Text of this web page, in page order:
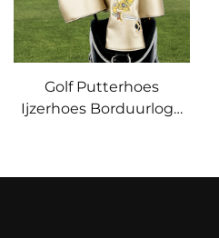
Golf Putterhoes
Ijzerhoes Borduurlogo
Gemaakte Golfclub